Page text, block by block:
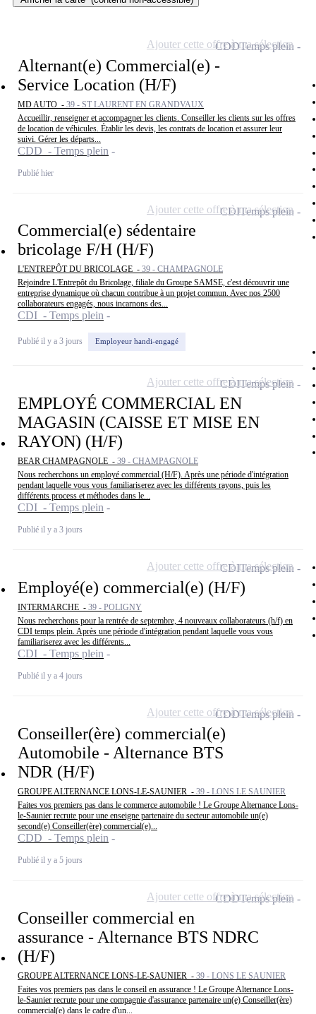
Alternant(e) Commercial(e) -
Service Location (H/F)
MD AUTO - 39 - ST LAURENT EN GRANDVAUX
Accueillir, renseigner et accompagner les clients. Conseiller les clients sur les offres
de location de véhicules. Établir les devis, les contrats de location et assurer leur
suivi. Gérer les départs...
CDD - Temps plein
Publié hier
CDDTemps plein
Ajouter cette offre à ma sélection
Commercial(e) sédentaire
bricolage F/H (H/F)
L'ENTREPÔT DU BRICOLAGE - 39 - CHAMPAGNOLE
Rejoindre L'Entrepôt du Bricolage, filiale du Groupe SAMSE, c'est découvrir une
entreprise dynamique où chacun contribue à un projet commun. Avec nos 2500
collaborateurs engagés, nous incarnons des...
CDI - Temps plein
Publié il y a 3 jours Employeur handi-engagé
CDITemps plein
Ajouter cette offre à ma sélection
EMPLOYÉ COMMERCIAL EN
MAGASIN (CAISSE ET MISE EN
RAYON) (H/F)
BEAR CHAMPAGNOLE - 39 - CHAMPAGNOLE
Nous recherchons un employé commercial (H/F). Après une période d'intégration
pendant laquelle vous vous familiariserez avec les différents rayons, puis les
différents process et méthodes dans le...
CDI - Temps plein
Publié il y a 3 jours
CDITemps plein
Ajouter cette offre à ma sélection
Employé(e) commercial(e) (H/F)
INTERMARCHE - 39 - POLIGNY
Nous recherchons pour la rentrée de septembre, 4 nouveaux collaborateurs (h/f) en
CDI temps plein. Après une période d'intégration pendant laquelle vous vous
familiariserez avec les différents...
CDI - Temps plein
Publié il y a 4 jours
CDITemps plein
Ajouter cette offre à ma sélection
Conseiller(ère) commercial(e)
Automobile - Alternance BTS
NDR (H/F)
GROUPE ALTERNANCE LONS-LE-SAUNIER - 39 - LONS LE SAUNIER
Faites vos premiers pas dans le commerce automobile ! Le Groupe Alternance Lons-
le-Saunier recrute pour une enseigne partenaire du secteur automobile un(e)
second(e) Conseiller(ère) commercial(e)...
CDD - Temps plein
Publié il y a 5 jours
CDDTemps plein
Ajouter cette offre à ma sélection
Conseiller commercial en
assurance - Alternance BTS NDRC
(H/F)
GROUPE ALTERNANCE LONS-LE-SAUNIER - 39 - LONS LE SAUNIER
Faites vos premiers pas dans le conseil en assurance ! Le Groupe Alternance Lons-
le-Saunier recrute pour une compagnie d'assurance partenaire un(e) Conseiller(ère)
commercial(e) dans le cadre d'un...
CDDTemps plein
Ajouter cette offre à ma sélection